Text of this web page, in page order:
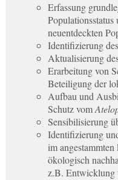
Erfassung
neuentdeckten
Identifizierung
Aktualisierung
Erarbeitung von
Beteiligung der
Aufbau und
Schutz vom
Sensibilisierung
Identifizierung
im
ökologisch
z.B. Entwicklung